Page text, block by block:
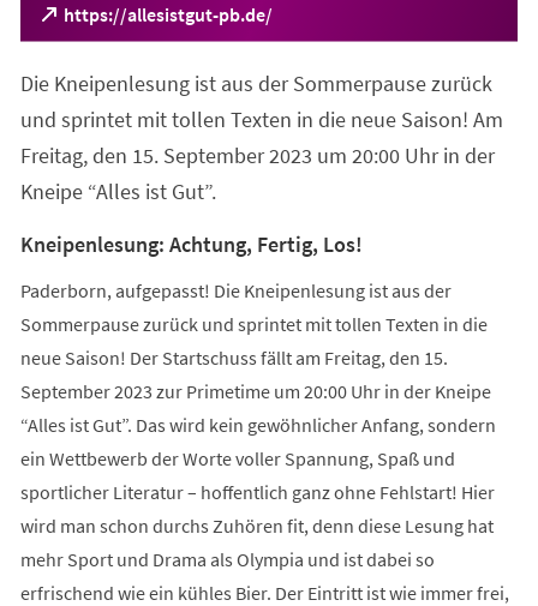
https://allesistgut-pb.de/
(Öffnet
in
neuen
Tab)
Die Kneipenlesung ist aus der Sommerpause zurück
und sprintet mit tollen Texten in die neue Saison! Am
Freitag, den 15. September 2023 um 20:00 Uhr in der
Kneipe “Alles ist Gut”.
Kneipenlesung: Achtung, Fertig, Los!
Paderborn, aufgepasst! Die Kneipenlesung ist aus der
Sommerpause zurück und sprintet mit tollen Texten in die
neue Saison! Der Startschuss fällt am Freitag, den 15.
September 2023 zur Primetime um 20:00 Uhr in der Kneipe
“Alles ist Gut”. Das wird kein gewöhnlicher Anfang, sondern
ein Wettbewerb der Worte voller Spannung, Spaß und
sportlicher Literatur – hoffentlich ganz ohne Fehlstart! Hier
wird man schon durchs Zuhören fit, denn diese Lesung hat
mehr Sport und Drama als Olympia und ist dabei so
erfrischend wie ein kühles Bier. Der Eintritt ist wie immer frei,